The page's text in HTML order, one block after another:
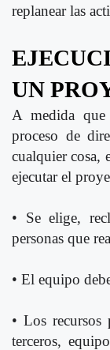
replanear las
UN
A medida
proceso de
cualquier cosa,
ejecutar el
• Se elige,
personas que
• El equipo
• Los recursos
terceros,